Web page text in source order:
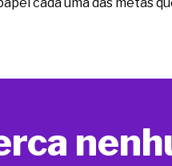
cada uma das metas